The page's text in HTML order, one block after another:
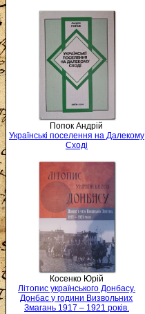
Попок Андрій
Українські поселення на Далекому
Сході
Косенко Юрій
Літопис українського Донбасу.
Донбас у години Визвольних
Змагань 1917 – 1921 років.